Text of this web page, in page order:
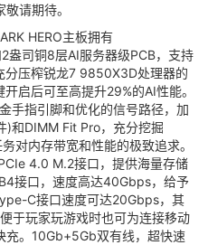
请期待。
HERO主板拥有
盎司铜8层AI服务器级PCB，支持
分压榨锐龙7 9850X3D处理器的
启后可至高提升29%的AI性能。
手指引脚和优化的信号路径，加
)和DIMM Fit Pro，充分挖掘
对内存带宽和性能的极致追求。
4.0 M.2接口，提供海量存储
接口，速度高达40Gbps，给予
C接口速度可达20Gbps，其
于玩家玩游戏时也可为连接移动
充。10Gb+5Gb双有线，超快速